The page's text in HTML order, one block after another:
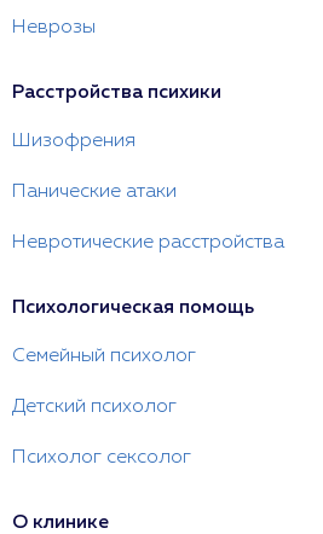
Неврозы
Расстройства психики
Шизофрения
Панические атаки
Невротические расстройства
Психологическая помощь
Семейный психолог
Детский психолог
Психолог сексолог
О клинике